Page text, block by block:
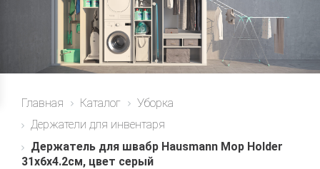
Главная Каталог
Уборка
Держатели для инвентаря
Держатель для швабр Hausmann Mop Holder
31x6x4.2см, цвет серый